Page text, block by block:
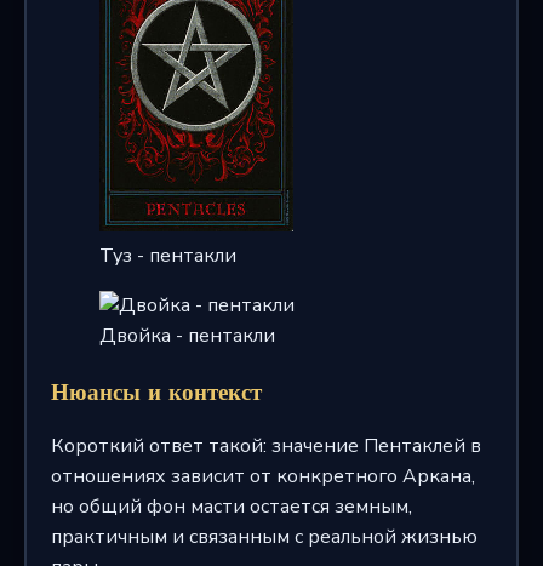
Туз - пентакли
Двойка - пентакли
Нюансы и контекст
Короткий ответ такой: значение Пентаклей в
отношениях зависит от конкретного Аркана,
но общий фон масти остается земным,
практичным и связанным с реальной жизнью